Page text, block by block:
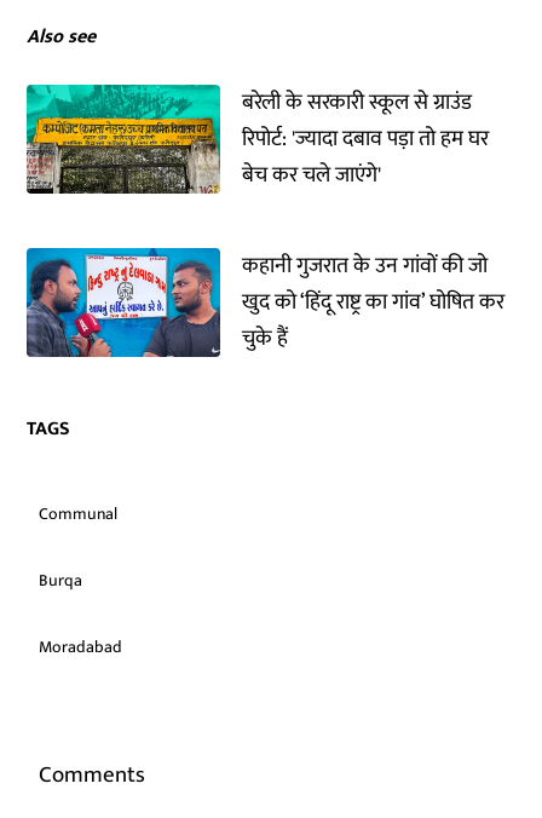
Also see
बरेली के सरकारी स्कूल से ग्राउंड
रिपोर्ट: 'ज्यादा दबाव पड़ा तो हम घर
बेच कर चले जाएंगे'
कहानी गुजरात के उन गांवों की जो
खुद को ‘हिंदू राष्ट्र का गांव’ घोषित कर
चुके हैं
TAGS
Communal
Burqa
Moradabad
Comments